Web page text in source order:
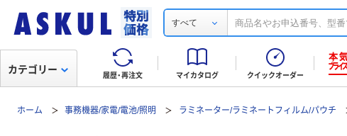
すべて
履歴・再注文 マイカタログ クイックオーダー
カテゴリー
ホーム 事務機器/家電/電池/照明 ラミネーター/ラミネートフィルム/パウチ